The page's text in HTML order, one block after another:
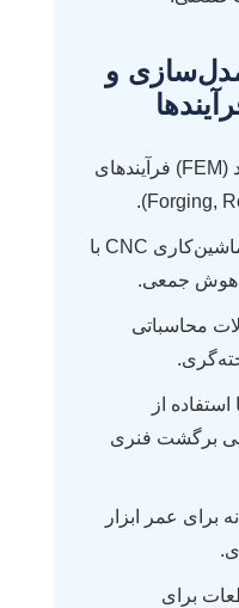
و
مدل‌سازی اجزای محدود (FEM) فرآیندهای
بهینه‌سازی پارامترهای ماشین‌کاری CNC با
هوش جمعی.
محاسباتی
از
برگشت فنری
برای عمر ابزار
برای